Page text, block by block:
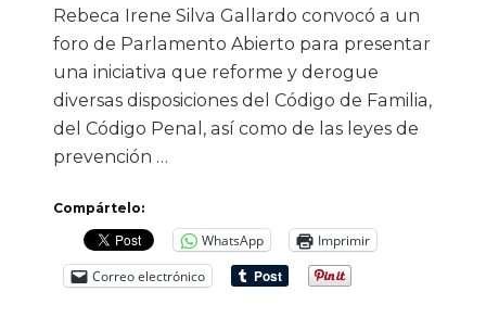
Rebeca Irene Silva Gallardo convocó a un
foro de Parlamento Abierto para presentar
una iniciativa que reforme y derogue
diversas disposiciones del Código de Familia,
del Código Penal, así como de las leyes de
prevención …
Compártelo:
WhatsApp
Imprimir
Correo electrónico